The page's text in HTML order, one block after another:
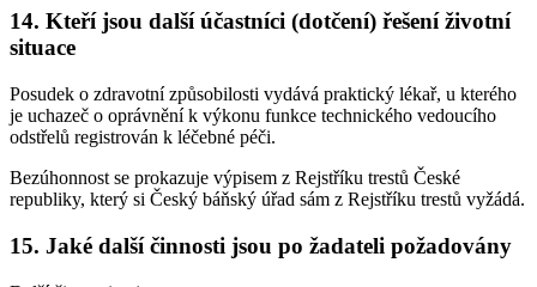
14. Kteří jsou další účastníci (dotčení) řešení životní
situace
Posudek o zdravotní způsobilosti vydává praktický lékař, u kterého
je uchazeč o oprávnění k výkonu funkce technického vedoucího
odstřelů registrován k léčebné péči.
Bezúhonnost se prokazuje výpisem z Rejstříku trestů České
republiky, který si Český báňský úřad sám z Rejstříku trestů vyžádá.
15. Jaké další činnosti jsou po žadateli požadovány